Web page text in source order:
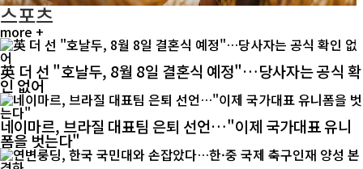
스포츠
more +
英 더 선 "호날두, 8월 8일 결혼식 예정"…당사자는 공식 확
인 없어
네이마르, 브라질 대표팀 은퇴 선언…"이제 국가대표 유니
폼을 벗는다"